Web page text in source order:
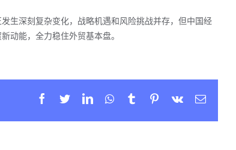
生深刻复杂变化，战略机遇和风险挑战并存，但中国经
动能，全力稳住外贸基本盘。
Facebook
TwitterLinkedinWhatsapp
TumblrPinterest
Vk Email